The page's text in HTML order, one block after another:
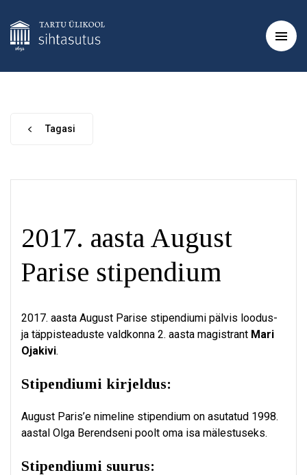
Tagasi
2017. aasta August
Parise stipendium
2017. aasta August Parise stipendiumi pälvis loodus-
ja täppisteaduste valdkonna 2. aasta magistrant Mari
Ojakivi.
Stipendiumi kirjeldus:
August Paris’e nimeline stipendium on asutatud 1998.
aastal Olga Berendseni poolt oma isa mälestuseks.
Stipendiumi suurus: